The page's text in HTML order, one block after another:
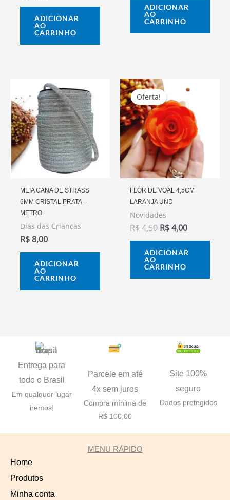
ADICIONAR
AO
CARRINHO
ADICIONAR
AO
CARRINHO
MEIA CANA DE STRASS
6MM CRISTAL PRATA –
METRO
Dias das Crianças
R$8,00
ADICIONAR
AO
CARRINHO
Oferta!
Oferta!
FLOR DE VOAL 4,5CM
LARANJA UND
Novidades
R$4,50
O
Preço
Original
Era:
R$ 4,50.
R$4,00
Preço
É:
R$ 4,00.
ADICIONAR
AO
CARRINHO
Entrega para
todo o Brasil
Em qualquer lugar
iremos!
Parcele em até
4x sem juros
Compra mínima de
R$ 100,00
Site 100%
seguro
Dados protegidos
MENU RÁPIDO
Home
Produtos
Minha conta